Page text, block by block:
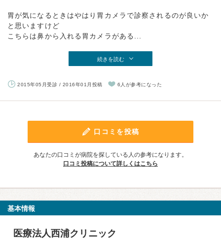
胃が気になるときはやはり胃カメラで診察されるのが良いか
と思いますけど
こちらは鼻から入れる胃カメラがある...
続きを読む
2015年05月受診 / 2016年01月投稿 6人が参考になった
口コミを投稿
あなたの口コミが病院を探している人の参考になります。
口コミ投稿について詳しくはこちら
基本情報
医療法人西浦クリニック